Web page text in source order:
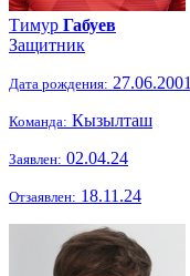
Тимур Габуев
Защитник
Дата рождения: 27.06.2001
Команда: Кызылташ
Заявлен: 02.04.24
Отзаявлен: 18.11.24